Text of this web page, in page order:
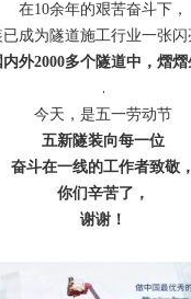
在10余年的艰苦奋斗下，
成为隧道施工行业一张闪
外2000多个隧道中，熠熠
今天，是五一劳动节
五新隧装向每一位
奋斗在一线的工作者致敬，
你们辛苦了，
谢谢！